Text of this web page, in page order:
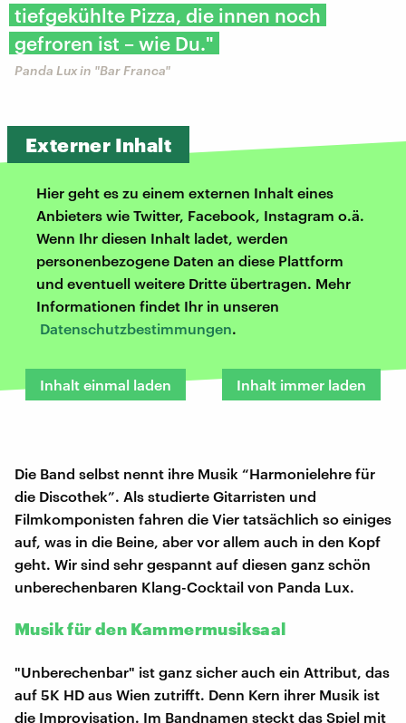
tiefgekühlte Pizza, die innen noch
gefroren ist – wie Du."
Panda Lux in "Bar Franca"
Externer Inhalt
Hier geht es zu einem externen Inhalt eines
Anbieters wie Twitter, Facebook, Instagram o.ä.
Wenn Ihr diesen Inhalt ladet, werden
personenbezogene Daten an diese Plattform
und eventuell weitere Dritte übertragen. Mehr
Informationen findet Ihr in unseren
Datenschutzbestimmungen.
Inhalt einmal laden Inhalt immer laden
Die Band selbst nennt ihre Musik “Harmonielehre für
die Discothek”. Als studierte Gitarristen und
Filmkomponisten fahren die Vier tatsächlich so einiges
auf, was in die Beine, aber vor allem auch in den Kopf
geht. Wir sind sehr gespannt auf diesen ganz schön
unberechenbaren Klang-Cocktail von Panda Lux.
Musik für den Kammermusiksaal
"Unberechenbar" ist ganz sicher auch ein Attribut, das
auf 5K HD aus Wien zutrifft. Denn Kern ihrer Musik ist
die Improvisation. Im Bandnamen steckt das Spiel mit